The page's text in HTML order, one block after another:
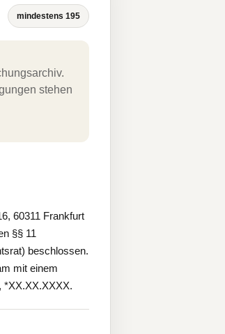
mindestens 195
stehen
60311 Frankfurt
§§ 11
beschlossen.
mit einem
*XX.XX.XXXX.